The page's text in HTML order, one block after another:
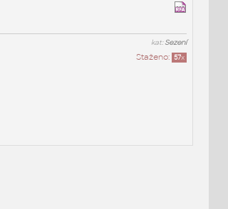
kat:Sezení
Staženo: 57x